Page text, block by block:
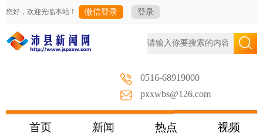
您好，欢迎光临本站！ 微信登录 登录
0516-68919000
pxxwbs@126.com
首页 新闻 热点
视频